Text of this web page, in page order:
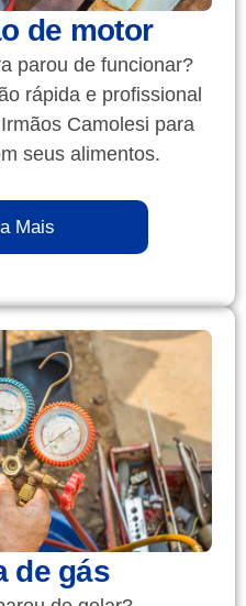
de motor
parou de funcionar?
rápida e profissional
Camolesi para
seus alimentos.
Mais
de gás